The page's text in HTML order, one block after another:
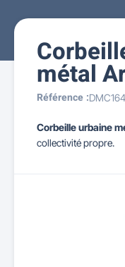
métal
Référence :
Corbeille urbaine
collectivité propre.